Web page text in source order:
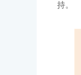
持。